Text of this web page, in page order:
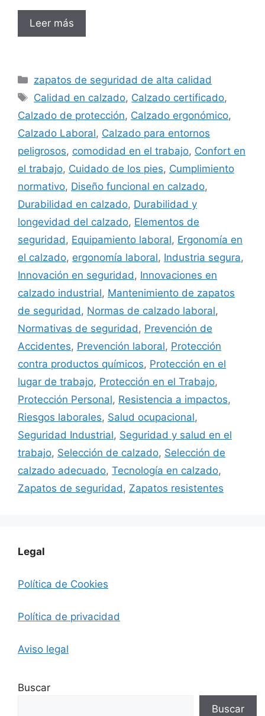
Leer más
Categorías
zapatos de seguridad de alta calidad
Etiquetas
Calidad en calzado, Calzado certificado,
Calzado de protección, Calzado ergonómico,
Calzado Laboral, Calzado para entornos
peligrosos, comodidad en el trabajo, Confort en
el trabajo, Cuidado de los pies, Cumplimiento
normativo, Diseño funcional en calzado,
Durabilidad en calzado, Durabilidad y
longevidad del calzado, Elementos de
seguridad, Equipamiento laboral, Ergonomía en
el calzado, ergonomía laboral, Industria segura,
Innovación en seguridad, Innovaciones en
calzado industrial, Mantenimiento de zapatos
de seguridad, Normas de calzado laboral,
Normativas de seguridad, Prevención de
Accidentes, Prevención laboral, Protección
contra productos químicos, Protección en el
lugar de trabajo, Protección en el Trabajo,
Protección Personal, Resistencia a impactos,
Riesgos laborales, Salud ocupacional,
Seguridad Industrial, Seguridad y salud en el
trabajo, Selección de calzado, Selección de
calzado adecuado, Tecnología en calzado,
Zapatos de seguridad, Zapatos resistentes
Legal
Política de Cookies
Política de privacidad
Aviso legal
Buscar
Buscar